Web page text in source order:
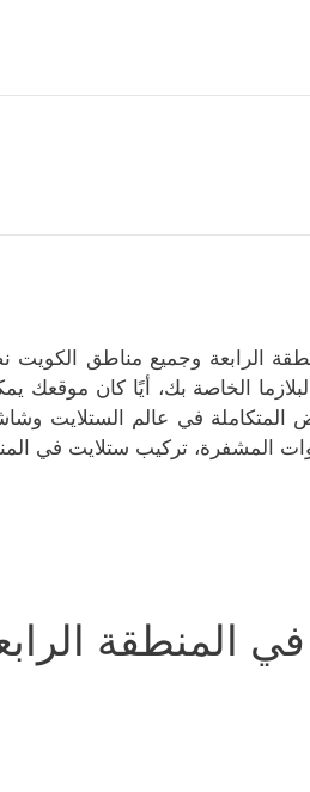
الرابعة وجميع مناطق
الخاصة بك، أيًا كان
المتكاملة في عالم الستلايت
المشفرة، تركيب ستلايت في
المنطقة